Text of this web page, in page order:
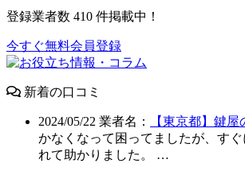
登録業者数 410 件掲載中！
今すぐ無料会員登録
新着の口コミ
2024/05/22 業者名： 【東京都】鍵屋
かなくなって困ってましたが、すぐ
れて助かりました。 …